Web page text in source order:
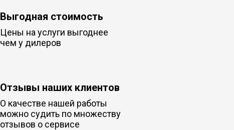
Отзывы наших клиентов
Выгодная стоимость
Цены на услуги выгоднее
чем у дилеров
О качестве нашей работы
можно судить по множеству
отзывов о сервисе